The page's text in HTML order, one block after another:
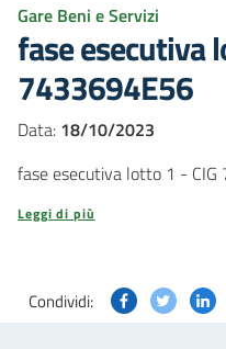
Gare Beni e Servizi
fase esecutiva
7433694E56
Data: 18/10/2023
fase esecutiva lotto 1 -
Leggi di più
Condividi: Condividi